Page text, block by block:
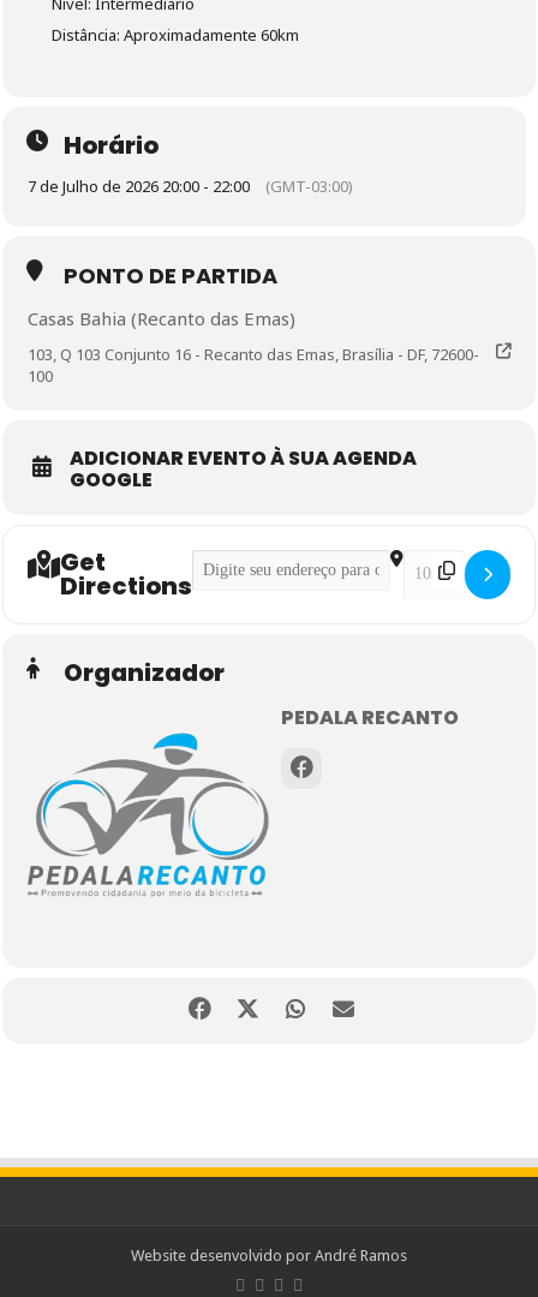
Distância: Aproximadamente 60km
Horário
7 de Julho de 2026 20:00 - 22:00 (GMT-03:00)
PONTO DE PARTIDA
Casas Bahia (Recanto das Emas)
103, Q 103 Conjunto 16 - Recanto das Emas, Brasília - DF, 72600-
100
ADICIONAR EVENTO À SUA AGENDA
GOOGLE
Get
Directions
Address - Pedal Intermediário []Destination
Organizador
PEDALA RECANTO
Website desenvolvido por André Ramos